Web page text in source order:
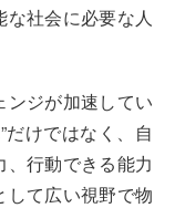
社会に必要な人
ンジが加速してい
だけではなく、自
行動できる能力
して広い視野で物